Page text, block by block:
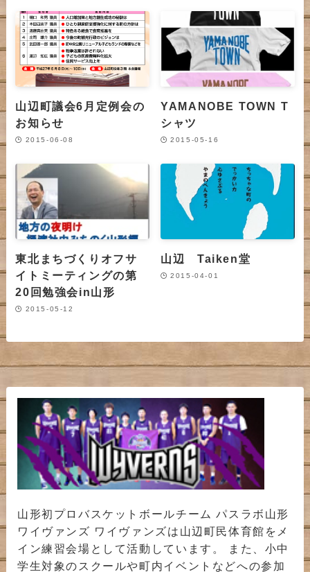
山辺町議会6月定例会の
お知らせ
2015-06-08
YAMANOBE TOWN T
シャツ
2015-05-16
東北まちづくりオフサ
イトミーティングの第
20回勉強会in山形
2015-05-12
山辺 Taiken堂
2015-04-01
山形初プロバスケットボールチーム パスラボ山形
ワイヴァンズ ワイヴァンズは山辺町民体育館をメ
イン練習会場として活動しています。 また、小中
学生対象のスクールや町内イベントなどへの参加